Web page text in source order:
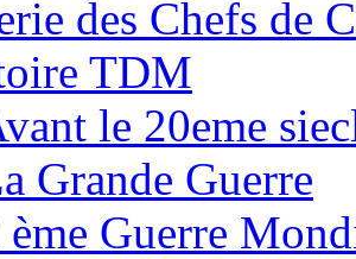
des Chefs de
TDM
le 20eme
Grande Guerre
ème Guerre